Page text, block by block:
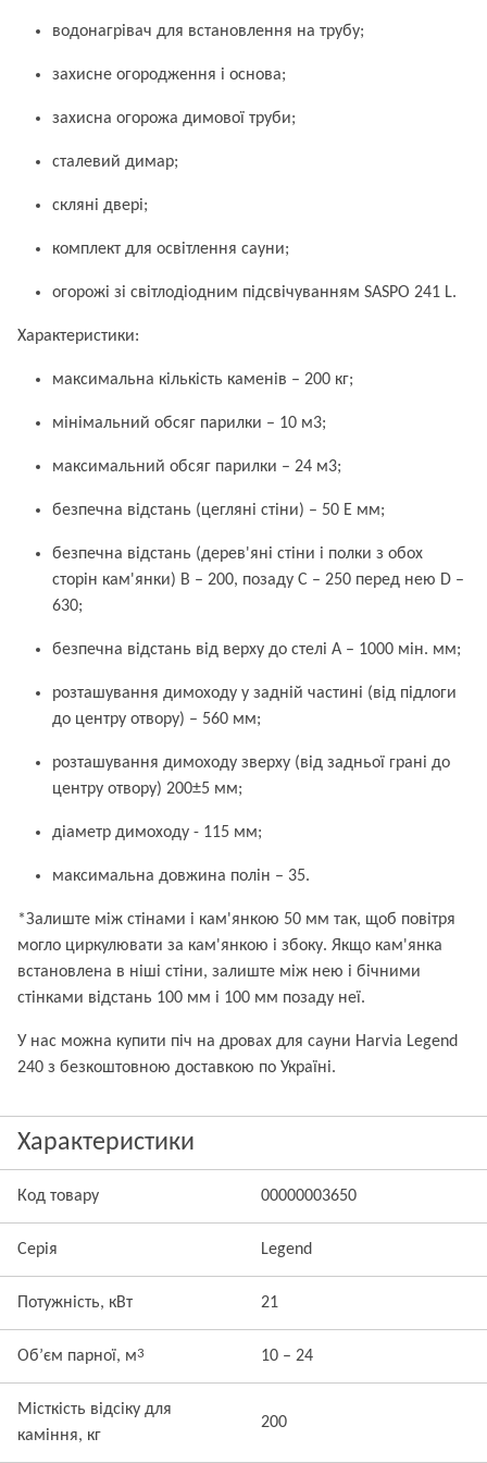
водонагрівач для встановлення на трубу;
захисне огородження і основа;
захисна огорожа димової труби;
сталевий димар;
скляні двері;
комплект для освітлення сауни;
огорожі зі світлодіодним підсвічуванням SASPO 241 L.
Характеристики:
максимальна кількість каменів – 200 кг;
мінімальний обсяг парилки – 10 м3;
максимальний обсяг парилки – 24 м3;
безпечна відстань (цегляні стіни) – 50 E мм;
безпечна відстань (дерев'яні стіни і полки з обох
сторін кам'янки) B – 200, позаду C – 250 перед нею D –
630;
безпечна відстань від верху до стелі A – 1000 мін. мм;
розташування димоходу у задній частині (від підлоги
до центру отвору) – 560 мм;
розташування димоходу зверху (від задньої грані до
центру отвору) 200±5 мм;
діаметр димоходу - 115 мм;
максимальна довжина полін – 35.
*Залиште між стінами і кам'янкою 50 мм так, щоб повітря
могло циркулювати за кам'янкою і збоку. Якщо кам'янка
встановлена в ніші стіни, залиште між нею і бічними
стінками відстань 100 мм і 100 мм позаду неї.
У нас можна купити піч на дровах для сауни Harvia Legend
240 з безкоштовною доставкою по Україні.
Характеристики
Код товару 00000003650
Серія Legend
Потужність, кВт 21
Об’єм парної, м3 10 – 24
Місткість відсіку для
каміння, кг
200